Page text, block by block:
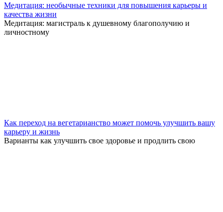
Медитация: необычные техники для повышения карьеры и
качества жизни
Медитация: магистраль к душевному благополучию и
личностному
Как переход на вегетарианство может помочь улучшить вашу
карьеру и жизнь
Варианты как улучшить свое здоровье и продлить свою